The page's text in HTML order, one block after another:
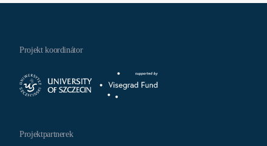
Projekt koordinátor
Projektpartnerek